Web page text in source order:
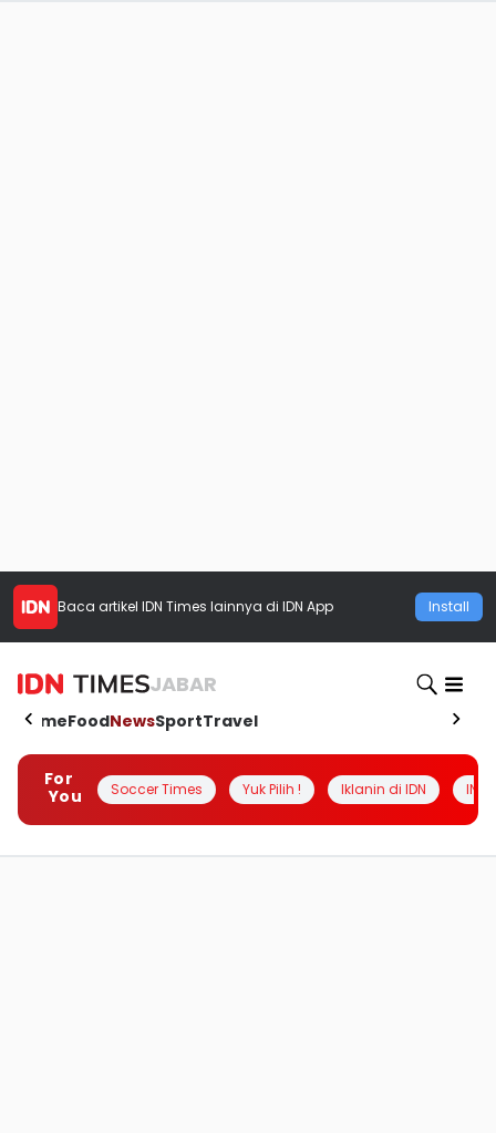
Baca artikel IDN Times lainnya di IDN App Install
JABAR
HomeFoodNewsSportTravel
For
You
Soccer Times Yuk Pilih ! Iklanin di IDN